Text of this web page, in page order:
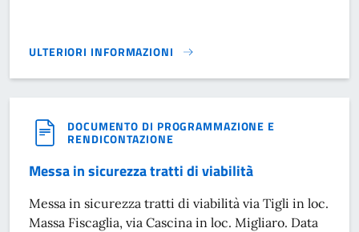
ULTERIORI INFORMAZIONI
SERVIZIO DI SFALCIO DELL’ERBA}
DOCUMENTO DI PROGRAMMAZIONE E
RENDICONTAZIONE
Messa in sicurezza tratti di viabilità
Messa in sicurezza tratti di viabilità via Tigli in loc.
Massa Fiscaglia, via Cascina in loc. Migliaro. Data